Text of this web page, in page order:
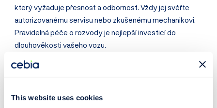
This website uses cookies
který vyžaduje přesnost a odbornost. Vždy jej svěřte
autorizovanému servisu nebo zkušenému mechanikovi.
Pravidelná péče o rozvody je nejlepší investicí do
dlouhověkosti vašeho vozu.